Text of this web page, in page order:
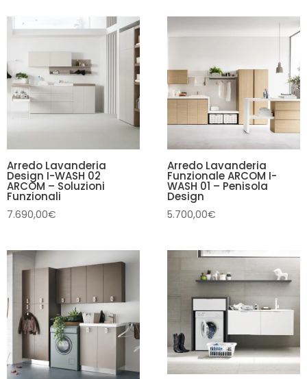
Arredo Lavanderia
Design I-WASH 02
ARCOM – Soluzioni
Funzionali
7.690,00€
Arredo Lavanderia
Funzionale ARCOM I-
WASH 01 – Penisola
Design
5.700,00€